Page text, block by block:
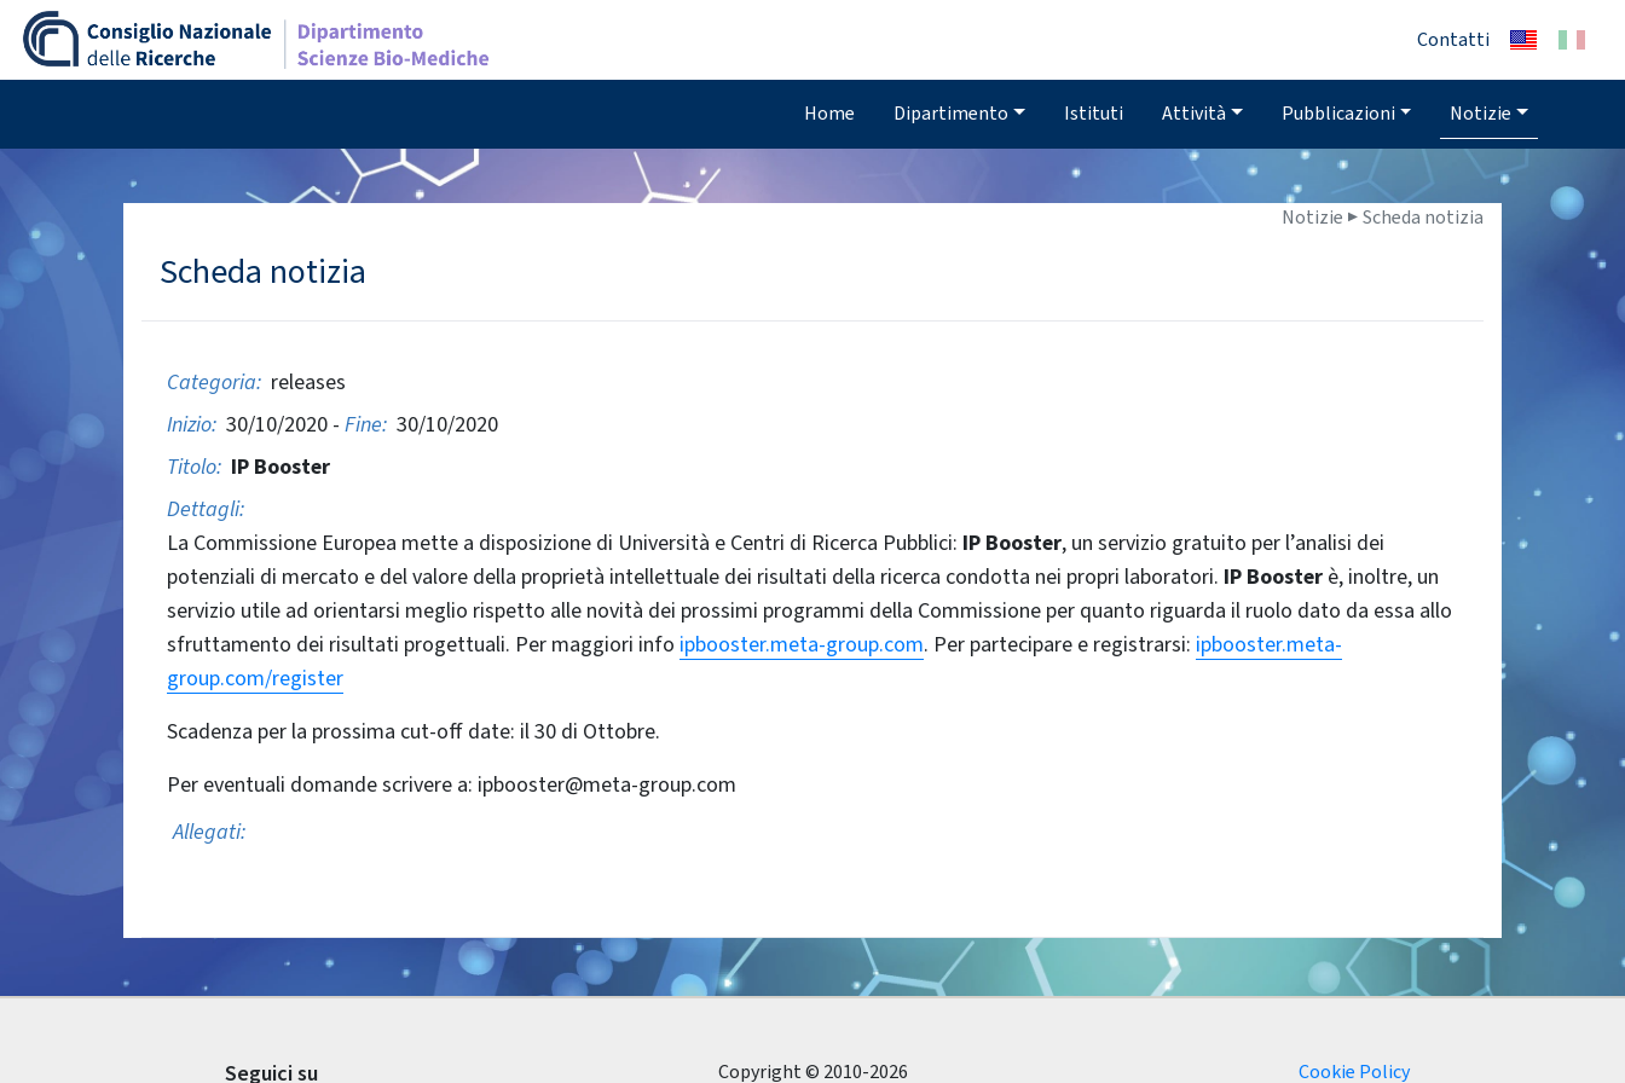
Contatti
Home Dipartimento Istituti Attività Pubblicazioni Notizie
Notizie ▶Scheda notizia
Scheda notizia
Categoria:releases
Inizio:30/10/2020 - Fine:30/10/2020
Titolo: IP Booster
Dettagli:
La Commissione Europea mette a disposizione di Università e Centri di Ricerca Pubblici: IP Booster, un servizio gratuito per l’analisi dei
potenziali di mercato e del valore della proprietà intellettuale dei risultati della ricerca condotta nei propri laboratori. IP Boosterè, inoltre, un
servizio utile ad orientarsi meglio rispetto alle novità dei prossimi programmi della Commissione per quanto riguarda il ruolo dato da essa allo
sfruttamento dei risultati progettuali. Per maggiori info ipbooster.meta-group.com. Per partecipare e registrarsi: ipbooster.meta-
group.com/register
Scadenza per la prossima cut-off date: il 30 di Ottobre.
Per eventuali domande scrivere a: ipbooster@meta-group.com
Allegati:
Seguici su Copyright © 2010-2026 Cookie Policy